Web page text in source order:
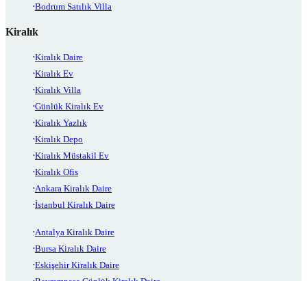
Bodrum Satılık Villa
Kiralık
Kiralık Daire
Kiralık Ev
Kiralık Villa
Günlük Kiralık Ev
Kiralık Yazlık
Kiralık Depo
Kiralık Müstakil Ev
Kiralık Ofis
Ankara Kiralık Daire
İstanbul Kiralık Daire
Antalya Kiralık Daire
Bursa Kiralık Daire
Eskişehir Kiralık Daire